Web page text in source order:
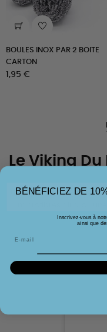
BOULES INOX PAR 2 BOITE
CARTON
Prix
1,95 €
Le Viking
Un expert du ménage de
microfibres ainsi
BÉNÉFICIEZ DE
Inscrivez-vous à
ainsi que